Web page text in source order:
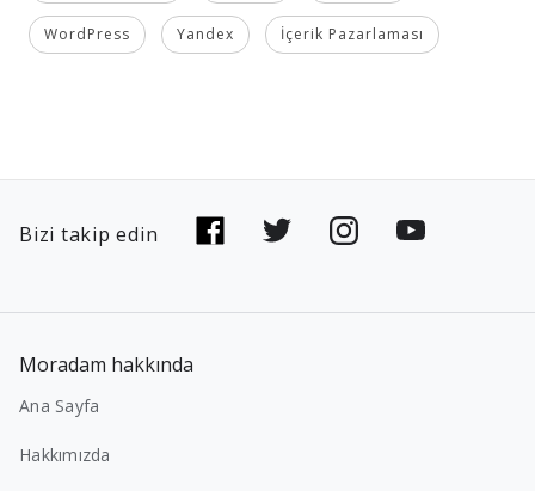
WordPress Yandex İçerik Pazarlaması
Bizi takip edin
Moradam hakkında
Ana Sayfa
Hakkımızda